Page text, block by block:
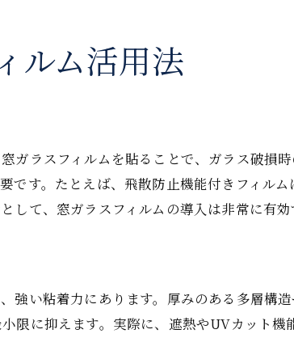
ム活用で家庭の安全性を高める
う窓ガラスフィルム選び
ムが鹿児島の台風に強い理由
した窓ガラスフィルム活用術
ムで鹿児島の防災力アップ
風シーズンの備え方
ムで飛散防止の効果を実感
飛散を防ぐ対策ポイント
ルム活用法
ガラスフィルムを貼ることで、ガラス破損
す。たとえば、飛散防止機能付きフィル
て、窓ガラスフィルムの導入は非常に有効
強い粘着力にあります。厚みのある多層構
限に抑えます。実際に、遮熱やUVカット機